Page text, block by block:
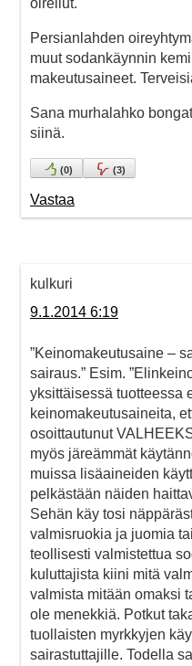
oireilut.
Persianlahden
muut sodankäynnin
makeutusaineet.
Sana murhalahko
siinä.
(0) (3)
Vastaa
kulkuri
9.1.2014 6:19
”Keinomakeutusaine –
sairaus.” Esim.
yksittäisessä tuotteessa
keinomakeutusaineita,
osoittautunut
myös järeämmät
muissa lisäaineiden
pelkästään näiden
Sehän käy tosi
valmisruokia ja juomia
teollisesti valmistettua
kuluttajista kiini mitä
valmista mitään omaksi
ole menekkiä. Potkut
tuollaisten myrkkyjen
sairastuttajille. Todella